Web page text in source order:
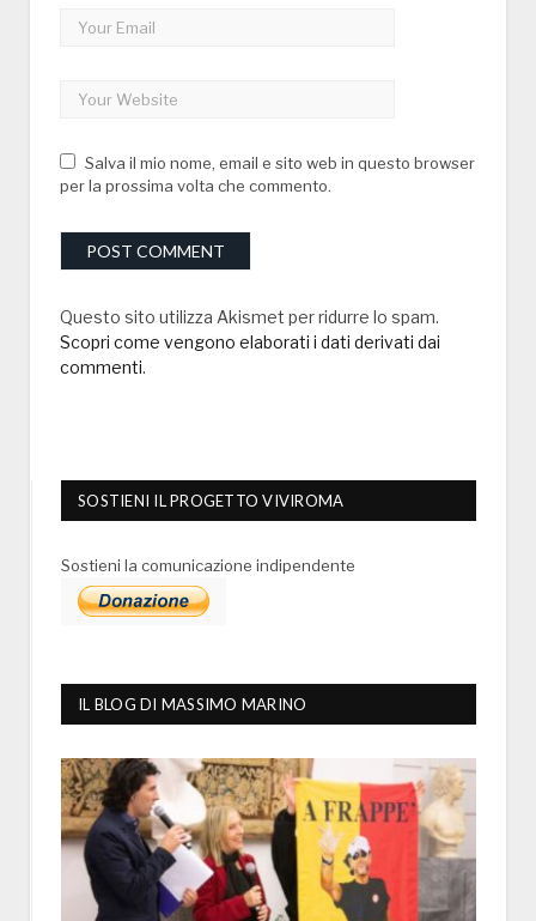
Salva il mio nome, email e sito web in questo browser
per la prossima volta che commento.
Questo sito utilizza Akismet per ridurre lo spam.
Scopri come vengono elaborati i dati derivati dai
commenti.
SOSTIENI IL PROGETTO VIVIROMA
Sostieni la comunicazione indipendente
IL BLOG DI MASSIMO MARINO